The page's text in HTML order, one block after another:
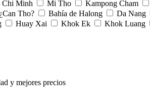
Chi Minh Mi Tho Kampong Cham
¿Can Tho? Bahía de Halong Da Nang
Huay Xai Khok Ek Khok Luang
y mejores precios